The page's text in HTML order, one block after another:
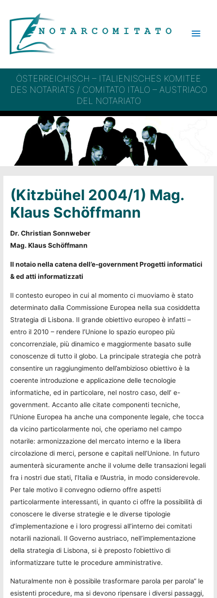
contenuto
ÖSTERREICHISCH – ITALIENISCHES KOMITEE
DES NOTARIATS / COMITATO ITALO – AUSTRIACO
DEL NOTARIATO
(Kitzbühel 2004/1) Mag.
Klaus Schöffmann
Dr. Christian Sonnweber
Mag. Klaus Schöffmann
Il notaio nella catena dell’e-government Progetti informatici
& ed atti informatizzati
Il contesto europeo in cui al momento ci muoviamo è stato
determinato dalla Commissione Europea nella sua cosiddetta
Strategia di Lisbona. Il grande obiettivo europeo è infatti –
entro il 2010 – rendere l’Unione lo spazio europeo più
concorrenziale, più dinamico e maggiormente basato sulle
conoscenze di tutto il globo. La principale strategia che potrà
consentire un raggiungimento dell’ambizioso obiettivo è la
coerente introduzione e applicazione delle tecnologie
informatiche, ed in particolare, nel nostro caso, dell’ e-
government. Accanto alle citate componenti tecniche,
l’Unione Europea ha anche una componente legale, che tocca
da vicino particolarmente noi, che operiamo nel campo
notarile: armonizzazione del mercato interno e la libera
circolazione di merci, persone e capitali nell’Unione. In futuro
aumenterà sicuramente anche il volume delle transazioni legali
fra i nostri due stati, l’Italia e l’Austria, in modo considerevole.
Per tale motivo il convegno odierno offre aspetti
particolarmente interessanti, in quanto ci offre la possibilità di
conoscere le diverse strategie e le diverse tipologie
d’implementazione e i loro progressi all’interno dei comitati
notarili nazionali. Il Governo austriaco, nell’implementazione
della strategia di Lisbona, si è preposto l’obiettivo di
informatizzare tutte le procedure amministrative.
Naturalmente non è possibile trasformare parola per parola“ le
esistenti procedure, ma si devono ripensare i diversi passaggi,